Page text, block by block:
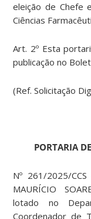
eleição de Chefe
Ciências
Art. 2º Esta
publicação no
(Ref. Solicitação
PORTARIA
Nº 261/2025/
MAURÍCIO
lotado no
Coordenador de